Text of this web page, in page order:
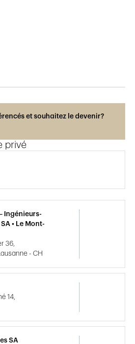
et souhaitez le devenir?
privé
Ingénieurs-
• Le Mont-
36,
- CH
14,
SA